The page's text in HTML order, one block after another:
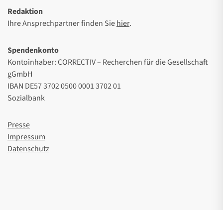
Redaktion
Ihre Ansprechpartner finden Siehier.
Spendenkonto
Kontoinhaber: CORRECTIV – Recherchen für die Gesellschaft
gGmbH
IBAN DE57 3702 0500 0001 3702 01
Sozialbank
Presse
Impressum
Datenschutz